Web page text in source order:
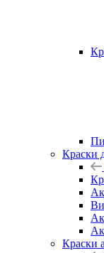
Краски
Краски